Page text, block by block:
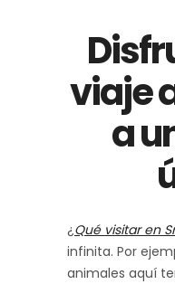
viaje
a
¿Qué visitar en
infinita. Por
animales aquí